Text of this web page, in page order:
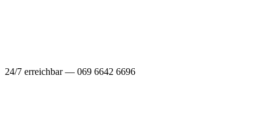
24/7 erreichbar — 069 6642 6696